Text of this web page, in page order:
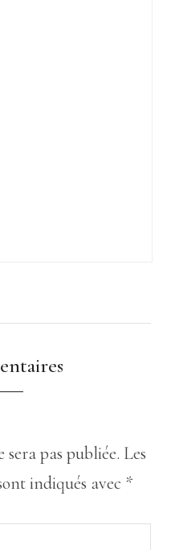
pas publiée. Les
indiqués avec *